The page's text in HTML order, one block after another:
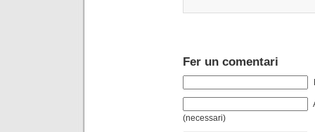
Fer un comentari
(necessari)